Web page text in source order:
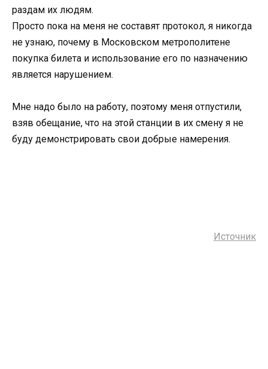
раздам их людям.
Просто пока на меня не составят протокол, я никогда
не узнаю, почему в Московском метрополитене
покупка билета и использование его по назначению
является нарушением.
Мне надо было на работу, поэтому меня отпустили,
взяв обещание, что на этой станции в их смену я не
буду демонстрировать свои добрые намерения.
Источник